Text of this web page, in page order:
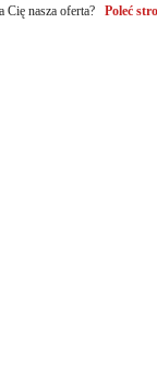
Cię nasza oferta? Poleć